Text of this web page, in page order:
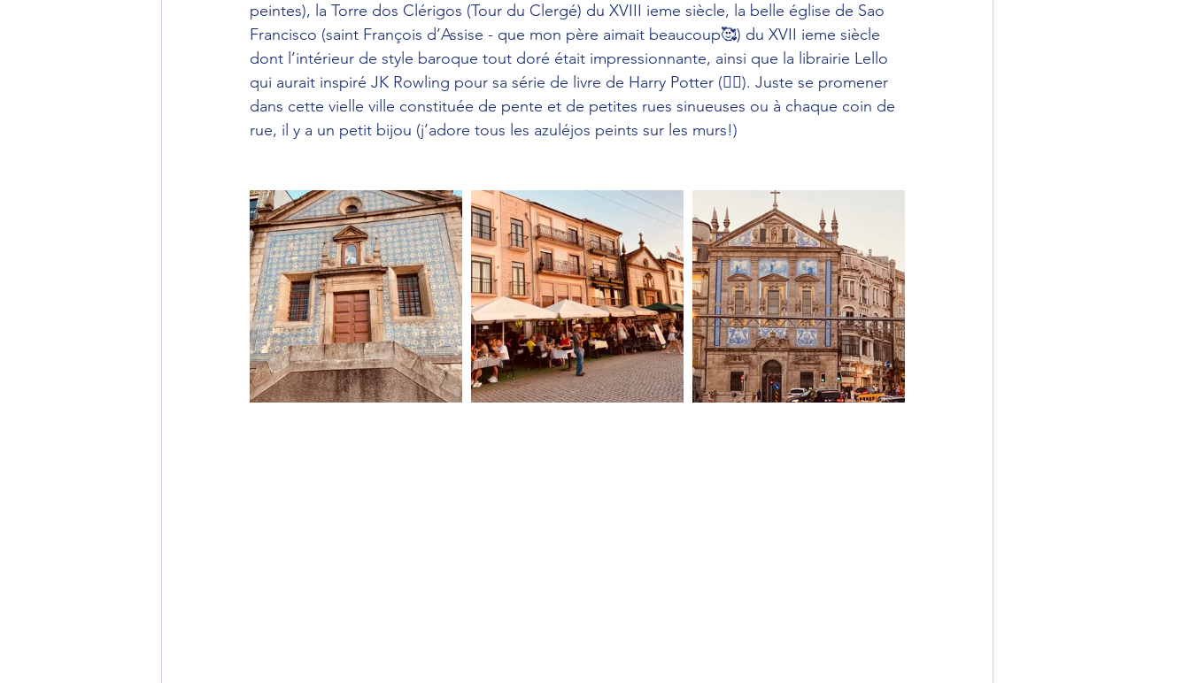
peintes), la Torre dos Clérigos (Tour du Clergé) du XVIII ieme siècle, la belle église de Sao
Francisco (saint François d’Assise - que mon père aimait beaucoup🥰) du XVII ieme siècle
dont l’intérieur de style baroque tout doré était impressionnante, ainsi que la librairie Lello
qui aurait inspiré JK Rowling pour sa série de livre de Harry Potter (🤷‍♀️). Juste se promener
dans cette vielle ville constituée de pente et de petites rues sinueuses ou à chaque coin de
rue, il y a un petit bijou (j’adore tous les azuléjos peints sur les murs!)